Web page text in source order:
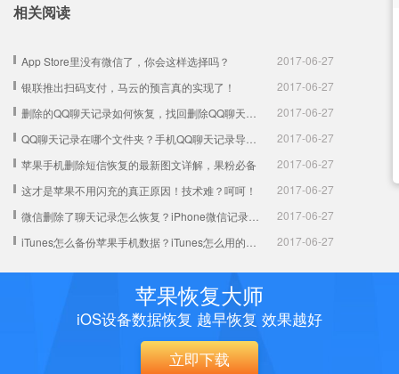
相关阅读
App Store里没有微信了，你会这样选择吗？
2017-06-27
银联推出扫码支付，马云的预言真的实现了！
2017-06-27
删除的QQ聊天记录如何恢复，找回删除QQ聊天记录教程
2017-06-27
QQ聊天记录在哪个文件夹？手机QQ聊天记录导出方法
2017-06-27
苹果手机删除短信恢复的最新图文详解，果粉必备
2017-06-27
这才是苹果不用闪充的真正原因！技术难？呵呵！
2017-06-27
微信删除了聊天记录怎么恢复？iPhone微信记录恢复教程
2017-06-27
iTunes怎么备份苹果手机数据？iTunes怎么用的图文技巧
2017-06-27
苹果恢复大师
iOS设备数据恢复 越早恢复 效果越好
立即下载